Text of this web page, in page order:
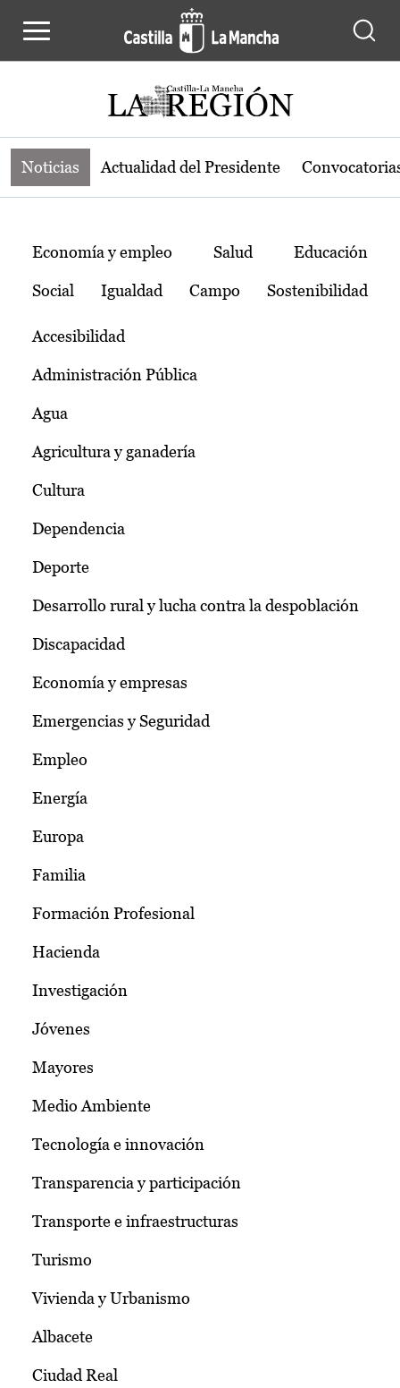
Noticias de la región de Castilla-La
Noticias Actualidad del Presidente
Temas
Economía y empleo Salud Educación
Social Igualdad Campo Sostenibilidad
Accesibilidad
Administración Pública
Agua
Agricultura y ganadería
Cultura
Dependencia
Deporte
Desarrollo rural y lucha contra la despoblación
Discapacidad
Economía y empresas
Emergencias y Seguridad
Empleo
Energía
Europa
Familia
Formación Profesional
Hacienda
Investigación
Jóvenes
Mayores
Medio Ambiente
Tecnología e innovación
Transparencia y participación
Transporte e infraestructuras
Turismo
Vivienda y Urbanismo
Albacete
Ciudad Real